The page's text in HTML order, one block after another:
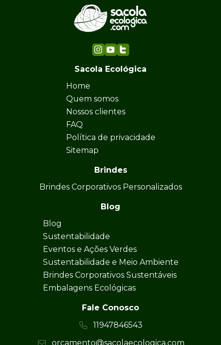
Sacola Ecológica
Home
Quem somos
Nossos clientes
FAQ
Política de privacidade
Sitemap
Brindes
Brindes Corporativos Personalizados
Blog
Blog
Sustentabilidade
Eventos e Ações Verdes
Sustentabilidade e Meio Ambiente
Brindes Corporativos Sustentáveis
Embalagens Ecológicas
Fale Conosco
11947846543
orcamento@sacolaecologica.com